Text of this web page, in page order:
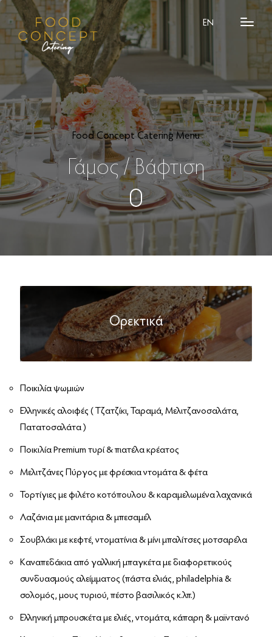
EN
Food Concept Catering Menu
Γάμος / Βάφτιση
Ορεκτικά
Ποικιλία ψωμιών
Ελληνικές αλοιφές ( Τζατζίκι, Ταραμά, Μελιτζανοσαλάτα,
Πατατοσαλάτα )
Ποικιλία Premium τυρί & πιατέλα κρέατος
Μελιτζάνες Πύργος με φρέσκια ντομάτα & φέτα
Τορτίγιες με φιλέτο κοτόπουλου & καραμελωμένα λαχανικά
Λαζάνια με μανιτάρια & μπεσαμέλ
Σουβλάκι με κεφτέ, ντοματίνια & μίνι μπαλίτσες μοτσαρέλα
Καναπεδάκια από γαλλική μπαγκέτα με διαφορετικούς
συνδυασμούς αλείμματος (πάστα ελιάς, philadelphia &
σολομός, μους τυριού, πέστο βασιλικός κ.λπ.)
Ελληνική μπρουσκέτα με ελιές, ντομάτα, κάπαρη & μαϊντανό